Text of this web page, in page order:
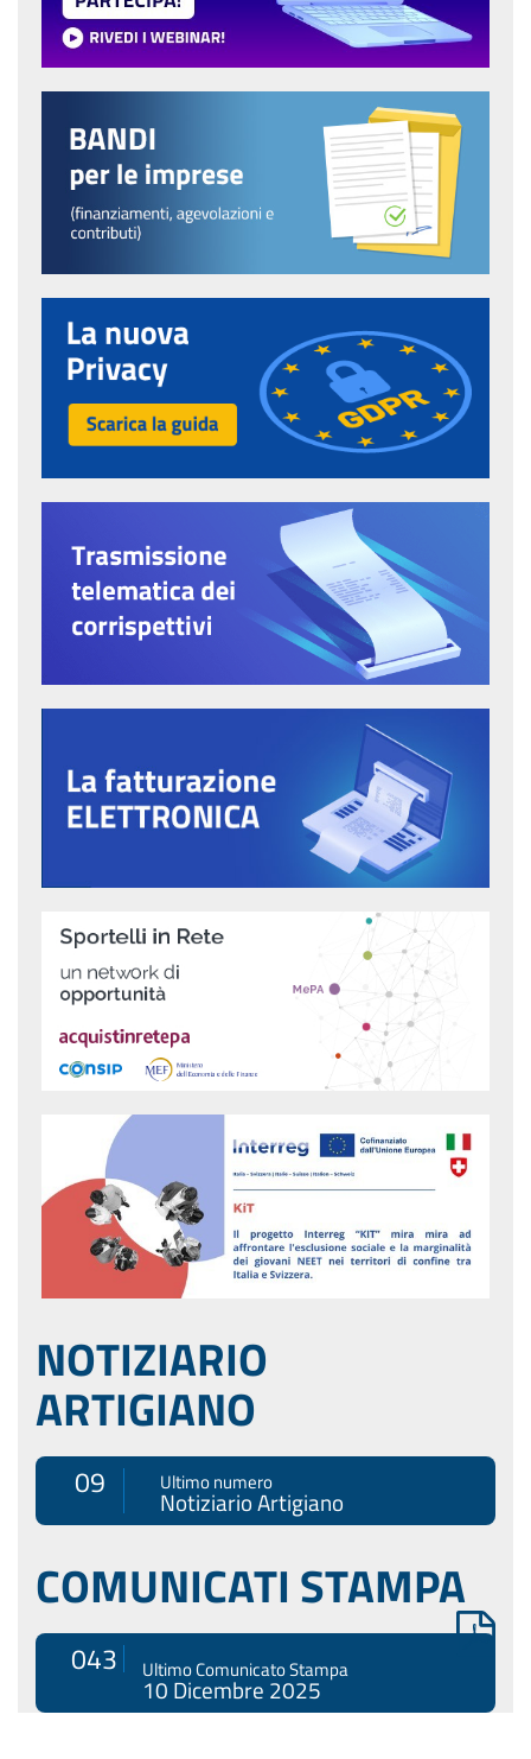
NOTIZIARIO
ARTIGIANO
09 Ultimo numero
Notiziario Artigiano
COMUNICATI STAMPA
043 Ultimo Comunicato Stampa
10 Dicembre 2025